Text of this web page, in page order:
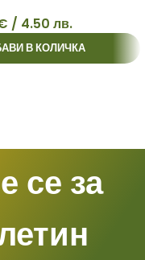
/ 4.50 лв.
В КОЛИЧКА
се за